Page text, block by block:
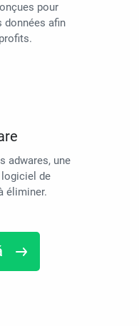
pour
données afin
adwares, une
de
éliminer.